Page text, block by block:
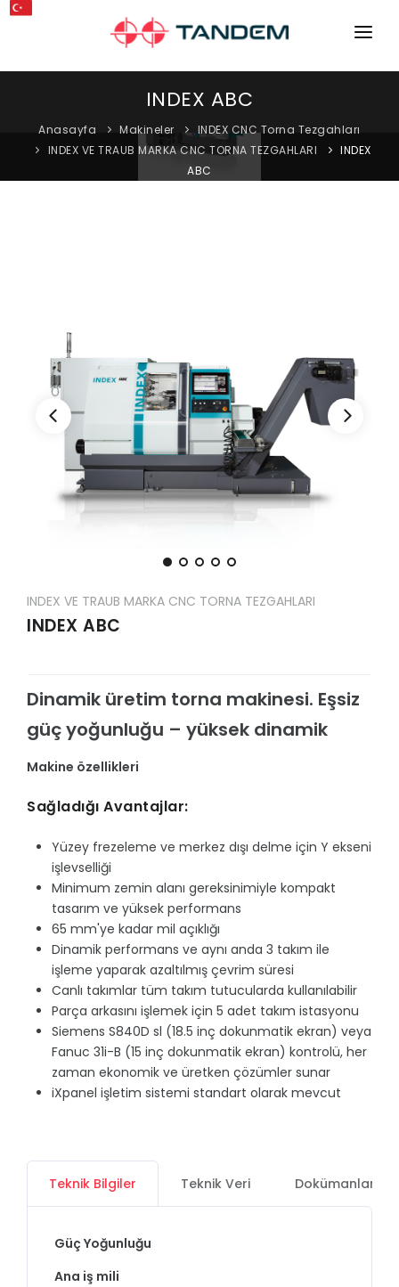
ANA SAYFA
MAKINELER
İLETIŞIM
SERVIS
INDEX ABC
Anasayfa Makineler
INDEX CNC Torna Tezgahları
INDEX VE TRAUB MARKA CNC TORNA TEZGAHLARI
INDEX
ABC
INDEX VE TRAUB MARKA CNC TORNA TEZGAHLARI
INDEX ABC
Dinamik üretim torna makinesi. Eşsiz
güç yoğunluğu – yüksek dinamik
Makine özellikleri
Sağladığı Avantajlar:
Yüzey frezeleme ve merkez dışı delme için Y ekseni
işlevselliği
Minimum zemin alanı gereksinimiyle kompakt
tasarım ve yüksek performans
65 mm'ye kadar mil açıklığı
Dinamik performans ve aynı anda 3 takım ile
işleme yaparak azaltılmış çevrim süresi
Canlı takımlar tüm takım tutucularda kullanılabilir
Parça arkasını işlemek için 5 adet takım istasyonu
Siemens S840D sl (18.5 inç dokunmatik ekran) veya
Fanuc 31i-B (15 inç dokunmatik ekran) kontrolü, her
zaman ekonomik ve üretken çözümler sunar
iXpanel işletim sistemi standart olarak mevcut
Teknik Bilgiler Teknik Veri Dokümanlar
Güç Yoğunluğu
Ana iş mili